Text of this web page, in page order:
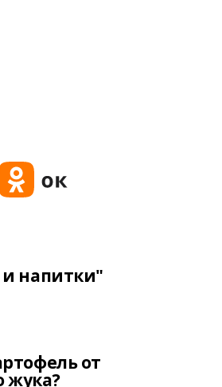
и напитки"
от
жука?